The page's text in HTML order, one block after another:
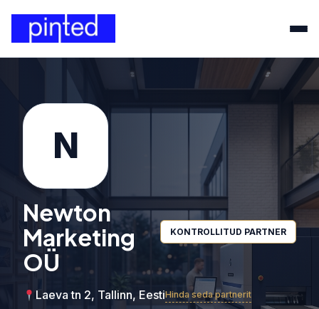
N
Newton
Marketing
OÜ
KONTROLLITUD PARTNER
Laeva tn 2, Tallinn, EestiHinda seda partnerit